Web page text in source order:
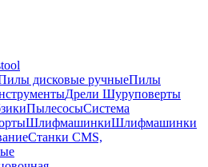
дисковые ручныеПилы
Дрели Шуруповерты
ПылесосыСистема
ШлифмашинкиШлифмашинки
Станки CMS,